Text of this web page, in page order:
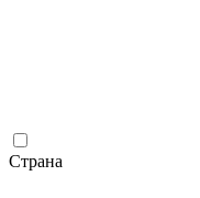
Страна